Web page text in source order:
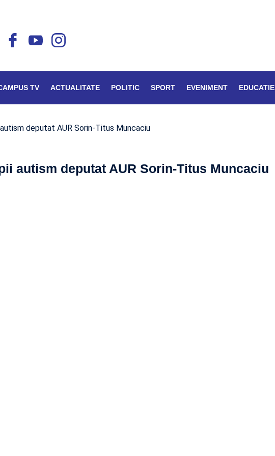
TV ACTUALITATE POLITIC SPORT EVENIMENT EDUCATIE
deputat AUR Sorin-Titus Muncaciu
autism deputat AUR Sorin-Titus Muncaciu